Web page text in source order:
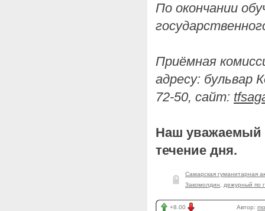
По окончании
Приёмная
адресу: бульвар
72-50, сайт:
Наш уважаемый
течение дня.
Самарская гуманитарная
Закомолдин
дежурный по
+8.00 Автор: